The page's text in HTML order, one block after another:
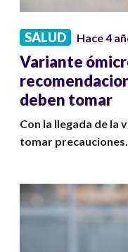
SALUD Hace 4
Variante
deben tomar
Con la llegada de la
tomar precauciones.